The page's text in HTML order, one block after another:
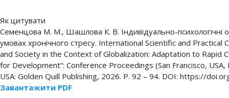
Як цитувати
Семенцова М. М., Шашлова К. В. Індивідуально-психологічні
умовах хронічного стресу. International Scientific and Practical
and Society in the Context of Globalization: Adaptation to Rapid
for Development”: Conference Proceedings (San Francisco, USA,
USA: Golden Quill Publishing, 2026. P. 92 – 94. DOI: https://
Завантажити PDF